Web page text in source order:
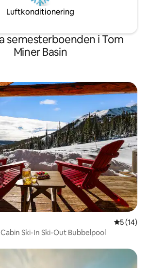
Luftkonditionering
semesterboenden i Tom
Miner Basin
5 av 5 i
5 (14)
Ski-In Ski-Out Bubbelpool